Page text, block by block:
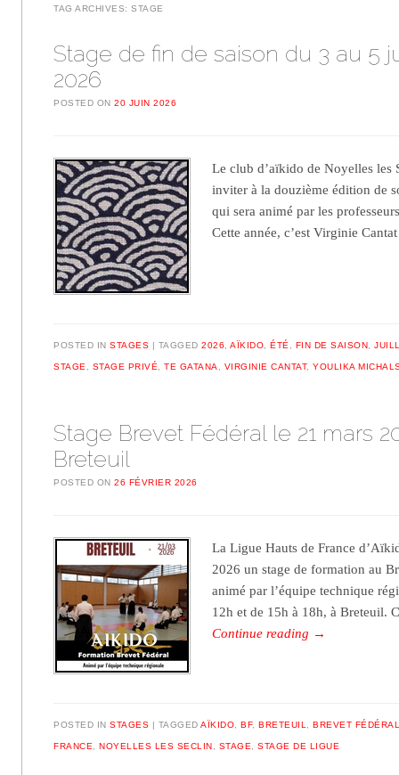
TAG ARCHIVES:STAGE
Stage de fin de saison du 3 au 5
2026
POSTED ON20 JUIN 2026
Le club d’aïkido de Noyelles les
inviter à la douzième édition de
qui sera animé par les
Cette année, c’est Virginie
POSTED INSTAGES TAGGED2026 ,AÏKIDO ,ÉTÉ FIN DE SAISON ,
STAGE STAGE PRIVÉ ,TE GATANA VIRGINIE CANTAT,YOULIKA
Stage Brevet Fédéral le 21 mars
Breteuil
POSTED ON26 FÉVRIER 2026
La Ligue Hauts de France
2026 un stage de formation au
animé par l’équipe technique
12h et de 15h à 18h, à Breteuil.
Continue reading →
POSTED INSTAGES TAGGEDAÏKIDO ,BF,BRETEUIL ,BREVET
FRANCE ,NOYELLES LES SECLIN STAGE ,STAGE DE LIGUE